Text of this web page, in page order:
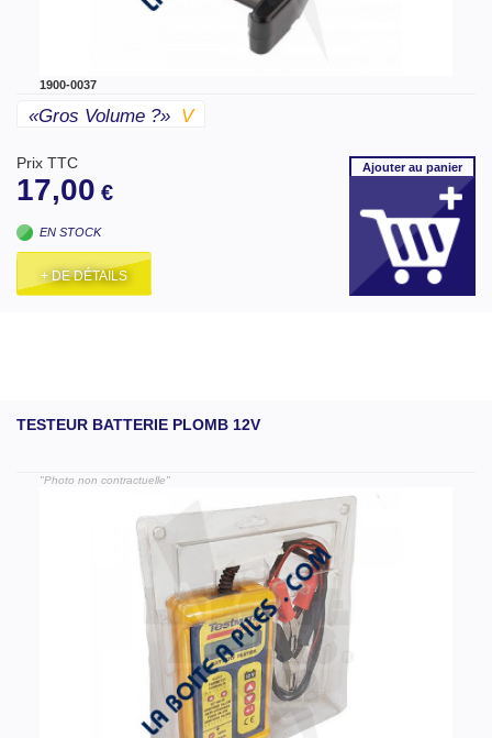
1900-0037
«gros Volume ?» V
Prix TTC
17,00 €
EN STOCK
+ DE DÉTAILS
Ajouterau panier
TESTEUR BATTERIE PLOMB 12V
"Photo non contractuelle"